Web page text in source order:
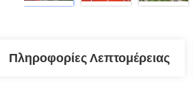
Πληροφορίες Λεπτομέρειας